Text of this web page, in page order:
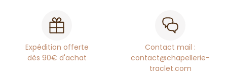
Expédition offerte
dès 90€ d'achat
Contact mail :
contact@chapellerie-
traclet.com